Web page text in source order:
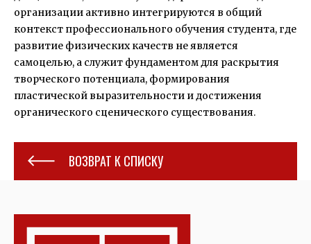
организации активно интегрируются в общий
контекст профессионального обучения студента, где
развитие физических качеств не является
самоцелью, а служит фундаментом для раскрытия
творческого потенциала, формирования
пластической выразительности и достижения
органического сценического существования.
ВОЗВРАТ К СПИСКУ